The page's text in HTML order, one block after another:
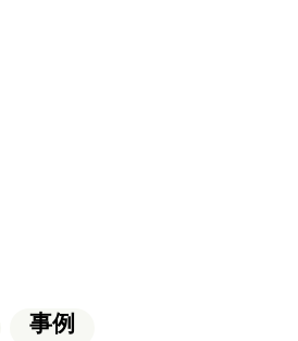
事例